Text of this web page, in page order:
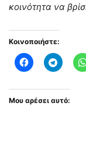
κοινότητα να
Κοινοποιήστε:
Μου αρέσει αυτό: